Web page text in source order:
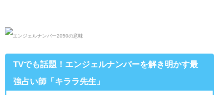
TVでも話題！エンジェルナンバーを解き明かす最
強占い師「キララ先生」